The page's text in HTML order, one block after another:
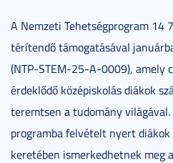
A Nemzeti Tehetségprogram 14
térítendő támogatásával
(NTP-STEM-25-A-0009), amely
érdeklődő középiskolás diákok
teremtsen a tudomány
programba felvételt nyert diákok
keretében ismerkedhetnek meg